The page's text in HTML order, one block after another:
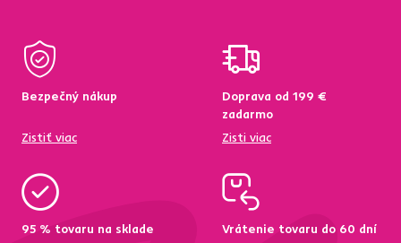
Bezpečný nákup
Zistiť viac
Doprava od 199 €
zadarmo
Zisti viac
95 % tovaru na sklade
Vrátenie tovaru do 60 dní